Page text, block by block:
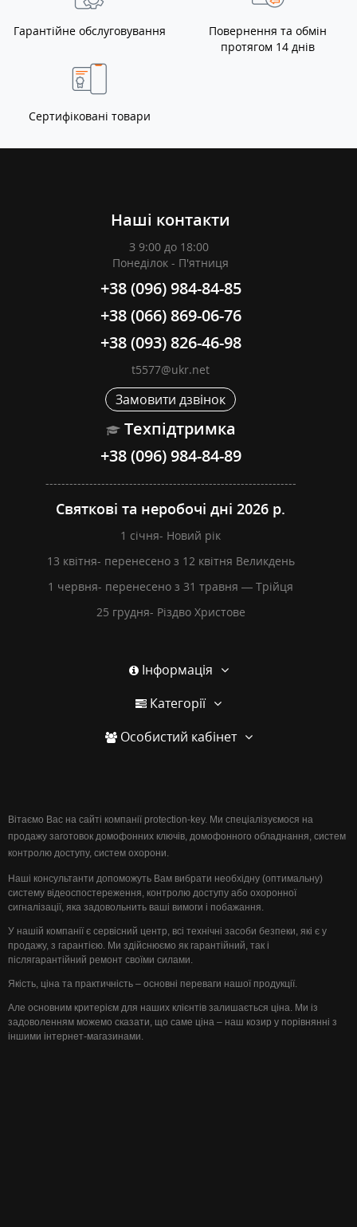
Гарантійне обслуговування
Повернення та обмін
протягом 14 днів
Сертифіковані товари
Наші контакти
З 9:00 до 18:00
Понеділок - П'ятниця
+38 (096) 984-84-85
+38 (066) 869-06-76
+38 (093) 826-46-98
t5577@ukr.net
Замовити дзвінок
Техпідтримка
+38 (096) 984-84-89
---------------------------------------------------------------
Святкові та неробочі дні 2026 р.
1 січня- Новий рік
13 квітня- перенесено з 12 квітня Великдень
1 червня- перенесено з 31 травня — Трійця
25 грудня- Різдво Христове
Інформація
Категорії
Особистий кабінет
Вітаємо Вас на сайті компанії protection-key. Ми спеціалізуємося на
продажу заготовок домофонних ключів, домофонного обладнання, систем
контролю доступу, систем охорони.
Наші консультанти допоможуть Вам вибрати необхідну (оптимальну)
систему відеоспостереження, контролю доступу або охоронної
сигналізації, яка задовольнить ваші вимоги і побажання.
У нашій компанії є сервісний центр, всі технічні засоби безпеки, які є у
продажу, з гарантією. Ми здійснюємо як гарантійний, так і
післягарантійний ремонт своїми силами.
Якість, ціна та практичність – основні переваги нашої продукції.
Але основним критерієм для наших клієнтів залишається ціна. Ми із
задоволенням можемо сказати, що саме ціна – наш козир у порівнянні з
іншими інтернет-магазинами.